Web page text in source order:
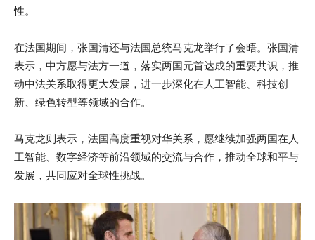
性。
在法国期间，张国清还与法国总统马克龙举行了会晤。张国清
表示，中方愿与法方一道，落实两国元首达成的重要共识，推
动中法关系取得更大发展，进一步深化在人工智能、科技创
新、绿色转型等领域的合作。
马克龙则表示，法国高度重视对华关系，愿继续加强两国在人
工智能、数字经济等前沿领域的交流与合作，推动全球和平与
发展，共同应对全球性挑战。